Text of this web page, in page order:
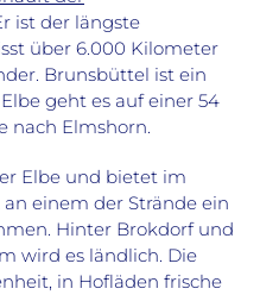
ist der längste
über 6.000 Kilometer
Brunsbüttel ist ein
geht es auf einer 54
nach Elmshorn.
Elbe und bietet im
einem der Strände ein
Hinter Brokdorf und
wird es ländlich. Die
in Hofläden frische